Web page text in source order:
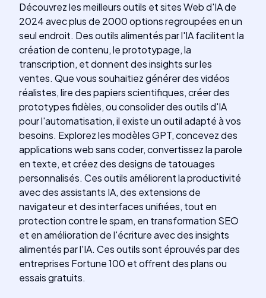
Découvrez les meilleurs outils et sites Web d'IA de
2024 avec plus de 2000 options regroupées en un
seul endroit. Des outils alimentés par l'IA facilitent la
création de contenu, le prototypage, la
transcription, et donnent des insights sur les
ventes. Que vous souhaitiez générer des vidéos
réalistes, lire des papiers scientifiques, créer des
prototypes fidèles, ou consolider des outils d'IA
pour l'automatisation, il existe un outil adapté à vos
besoins. Explorez les modèles GPT, concevez des
applications web sans coder, convertissez la parole
en texte, et créez des designs de tatouages
personnalisés. Ces outils améliorent la productivité
avec des assistants IA, des extensions de
navigateur et des interfaces unifiées, tout en
protection contre le spam, en transformation SEO
et en amélioration de l'écriture avec des insights
alimentés par l'IA. Ces outils sont éprouvés par des
entreprises Fortune 100 et offrent des plans ou
essais gratuits.